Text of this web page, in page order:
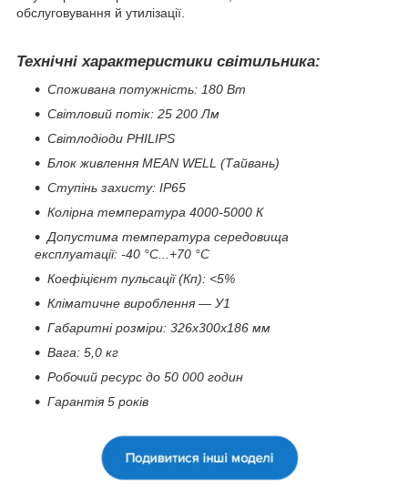
обслуговування й утилізації.
Технічні характеристики світильника:
Споживана потужність: 180 Вт
Світловий потік: 25 200 Лм
Світлодіоди PHILIPS
Блок живлення MEAN WELL (Тайвань)
Ступінь захисту: IP65
Колірна температура 4000-5000 К
Допустима температура середовища
експлуатації: -40 °C...+70 °C
Коефіцієнт пульсації (Кп): <5%
Кліматичне вироблення — У1
Габаритні розміри: 326х300х186 мм
Вага: 5,0 кг
Робочий ресурс до 50 000 годин
Гарантія 5 років